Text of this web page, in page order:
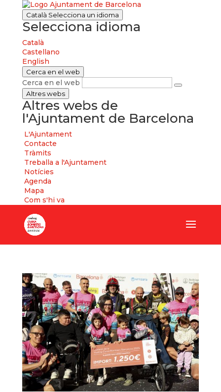
Català Selecciona un idioma
Selecciona idioma
Català
Castellano
English
Cerca en el web
Cerca en el web
Altres webs
Altres webs de
l'Ajuntament de Barcelona
L'Ajuntament
Contacte
Tràmits
Treballa a l'Ajuntament
Notícies
Agenda
Mapa
Com s'hi va